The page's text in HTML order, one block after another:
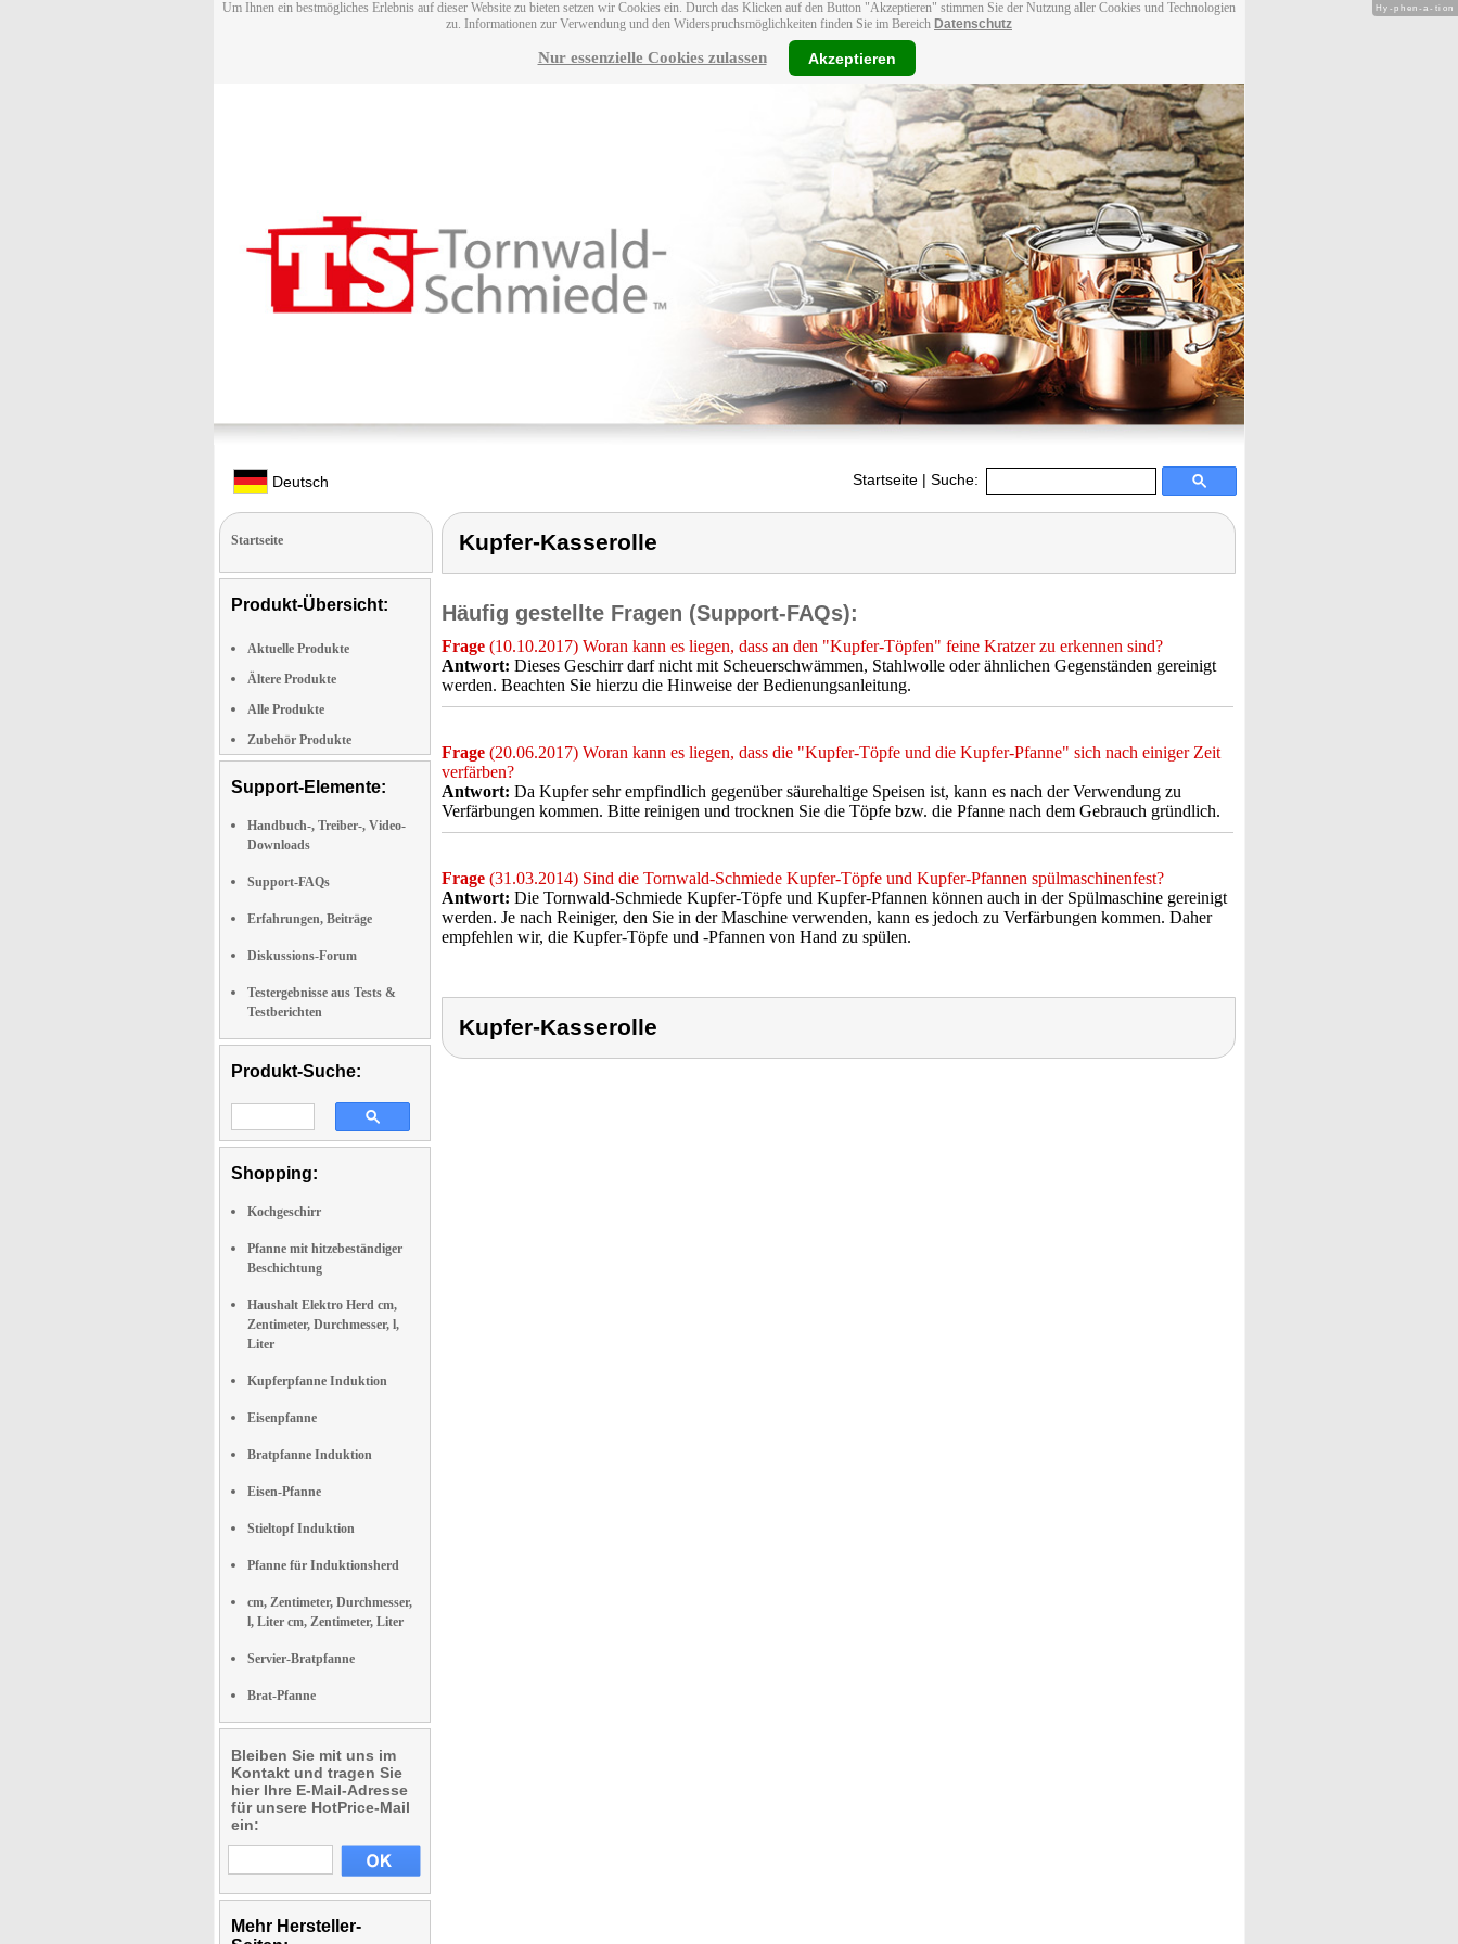
Um Ihnen ein bestmögliches Erlebnis auf dieser Website zu bieten setzen wir Cookies ein. Durch das Klicken auf den Button "Akzeptieren" stimmen Sie der Nutzung aller Cookies und Technologien
zu. Informationen zur Verwendung und den Widerspruchsmöglichkeiten finden Sie im Bereich Datenschutz
Nur essenzielle Cookies zulassen Akzeptieren
Deutsch Startseite | Suche:
Startseite
Produkt-Übersicht:
Aktuelle Produkte
Ältere Produkte
Alle Produkte
Zubehör Produkte
Support-Elemente:
Handbuch-, Treiber-, Video-
Downloads
Support-FAQs
Erfahrungen, Beiträge
Diskussions-Forum
Testergebnisse aus Tests &
Testberichten
Produkt-Suche:
Shopping:
Kochgeschirr
Pfanne mit hitzebeständiger
Beschichtung
Haushalt Elektro Herd cm,
Zentimeter, Durchmesser, l,
Liter
Kupferpfanne Induktion
Eisenpfanne
Bratpfanne Induktion
Eisen-Pfanne
Stieltopf Induktion
Pfanne für Induktionsherd
cm, Zentimeter, Durchmesser,
l, Liter cm, Zentimeter, Liter
Servier-Bratpfanne
Brat-Pfanne
Bleiben Sie mit uns im
Kontakt und tragen Sie
hier Ihre E-Mail-Adresse
für unsere HotPrice-Mail
ein:
Mehr Hersteller-
Kupfer-Kasserolle
Häufig gestellte Fragen (Support-FAQs):
Frage (10.10.2017) Woran kann es liegen, dass an den "Kupfer-Töpfen" feine Kratzer zu erkennen sind?
Antwort: Dieses Geschirr darf nicht mit Scheuerschwämmen, Stahlwolle oder ähnlichen Gegenständen gereinigt
werden. Beachten Sie hierzu die Hinweise der Bedienungsanleitung.
Frage (20.06.2017) Woran kann es liegen, dass die "Kupfer-Töpfe und die Kupfer-Pfanne" sich nach einiger Zeit
verfärben?
Antwort: Da Kupfer sehr empfindlich gegenüber säurehaltige Speisen ist, kann es nach der Verwendung zu
Verfärbungen kommen. Bitte reinigen und trocknen Sie die Töpfe bzw. die Pfanne nach dem Gebrauch gründlich.
Frage (31.03.2014) Sind die Tornwald-Schmiede Kupfer-Töpfe und Kupfer-Pfannen spülmaschinenfest?
Antwort: Die Tornwald-Schmiede Kupfer-Töpfe und Kupfer-Pfannen können auch in der Spülmaschine gereinigt
werden. Je nach Reiniger, den Sie in der Maschine verwenden, kann es jedoch zu Verfärbungen kommen. Daher
empfehlen wir, die Kupfer-Töpfe und -Pfannen von Hand zu spülen.
Kupfer-Kasserolle
Hy-phen-a-tion